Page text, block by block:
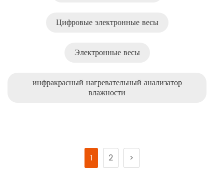
Цифровые электронные весы
Электронные весы
инфракрасный нагревательный анализатор
влажности
1 2 >